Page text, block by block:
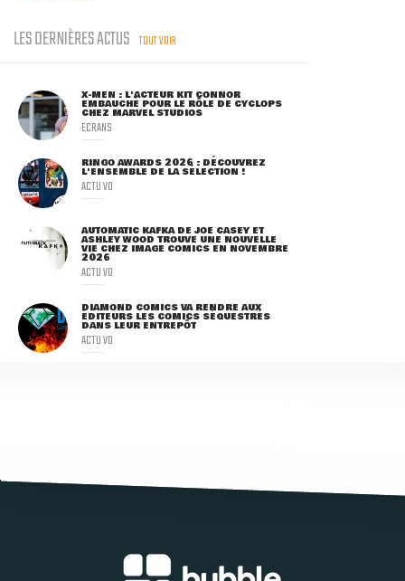
LES DERNIÈRES ACTUS TOUT VOIR
X-MEN : L'ACTEUR KIT CONNOR
EMBAUCHÉ POUR LE RÔLE DE CYCLOPS
CHEZ MARVEL STUDIOS
ECRANS
RINGO AWARDS 2026 : DÉCOUVREZ
L'ENSEMBLE DE LA SÉLECTION !
ACTU VO
AUTOMATIC KAFKA DE JOE CASEY ET
ASHLEY WOOD TROUVE UNE NOUVELLE
VIE CHEZ IMAGE COMICS EN NOVEMBRE
2026
ACTU VO
DIAMOND COMICS VA RENDRE AUX
ÉDITEURS LES COMICS SÉQUESTRÉS
DANS LEUR ENTREPÔT
ACTU VO